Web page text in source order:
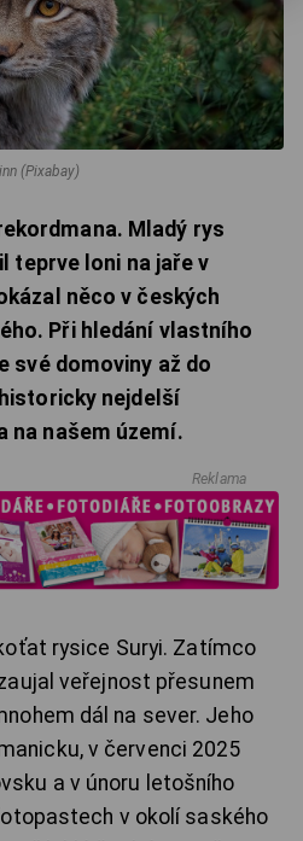
(Pixabay)
Mladý rys
teprve loni na jaře v
něco v českých
Při hledání vlastního
své domoviny až do
nejdelší
na našem území.
Reklama
rysice Suryi. Zatímco
veřejnost přesunem
dál na sever. Jeho
v červenci 2025
a v únoru letošního
v okolí saského